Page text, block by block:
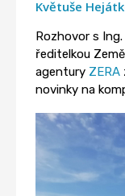
Květuše
Rozhovor s
ředitelkou
agentury ZERA
novinky na